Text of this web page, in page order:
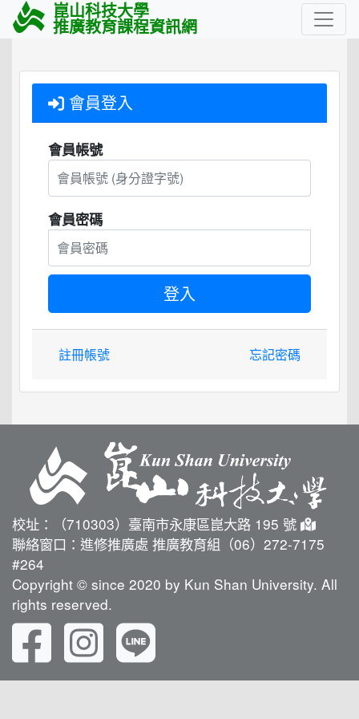
崑山科技大學
推廣教育課程資訊網
會員登入
會員帳號
會員密碼
註冊帳號 忘記密碼
校址：（710303）臺南市永康區崑大路 195 號
聯絡窗口：進修推廣處 推廣教育組（06）272-7175
#264
Copyright © since 2020 by Kun Shan University. All
rights reserved.